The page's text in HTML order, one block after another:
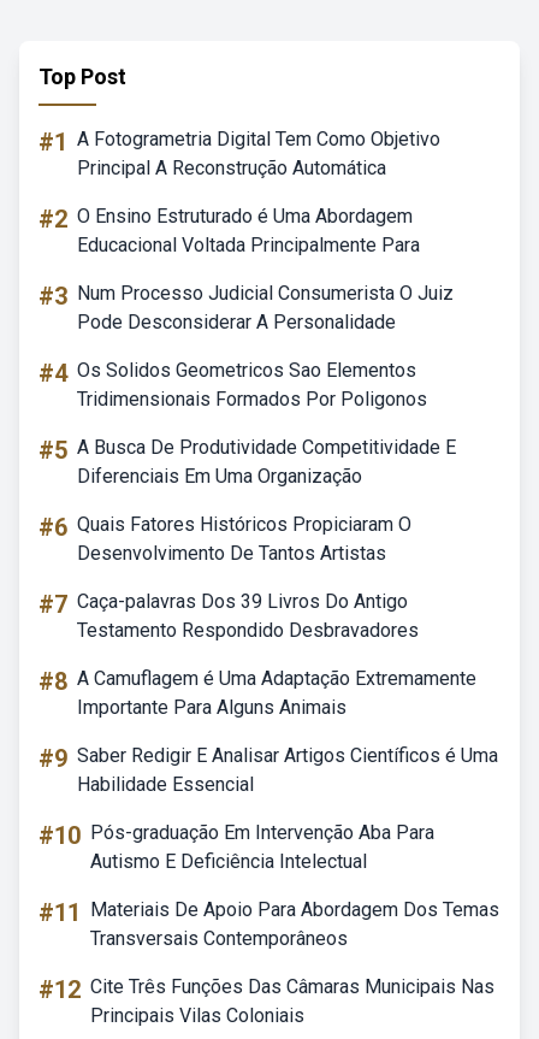
Top Post
#1 A Fotogrametria Digital Tem Como Objetivo
Principal A Reconstrução Automática
#2 O Ensino Estruturado é Uma Abordagem
Educacional Voltada Principalmente Para
#3 Num Processo Judicial Consumerista O Juiz
Pode Desconsiderar A Personalidade
#4 Os Solidos Geometricos Sao Elementos
Tridimensionais Formados Por Poligonos
#5 A Busca De Produtividade Competitividade E
Diferenciais Em Uma Organização
#6 Quais Fatores Históricos Propiciaram O
Desenvolvimento De Tantos Artistas
#7 Caça-palavras Dos 39 Livros Do Antigo
Testamento Respondido Desbravadores
#8 A Camuflagem é Uma Adaptação Extremamente
Importante Para Alguns Animais
#9 Saber Redigir E Analisar Artigos Científicos é Uma
Habilidade Essencial
#10 Pós-graduação Em Intervenção Aba Para
Autismo E Deficiência Intelectual
#11
Materiais De Apoio Para Abordagem Dos Temas
Transversais Contemporâneos
#12 Cite Três Funções Das Câmaras Municipais Nas
Principais Vilas Coloniais